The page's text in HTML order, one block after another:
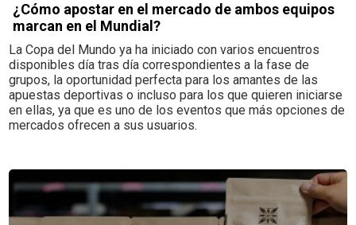
¿Cómo apostar en el mercado de ambos equipos
marcan en el Mundial?
La Copa del Mundo ya ha iniciado con varios encuentros
disponibles día tras día correspondientes a la fase de
grupos, la oportunidad perfecta para los amantes de las
apuestas deportivas o incluso para los que quieren iniciarse
en ellas, ya que es uno de los eventos que más opciones de
mercados ofrecen a sus usuarios.